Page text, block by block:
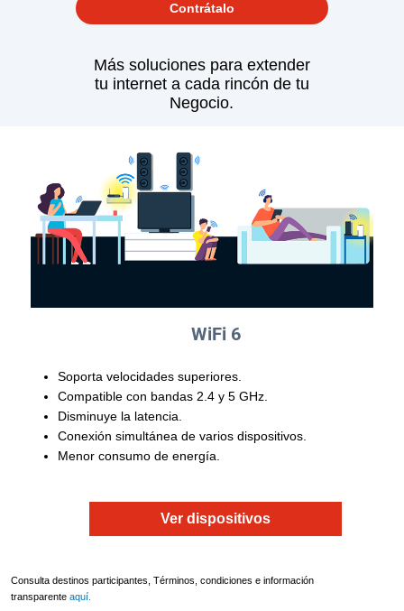
Contrátalo
Más soluciones para extender
tu internet a cada rincón de tu
Negocio.
WiFi 6
Soporta velocidades superiores.
Compatible con bandas 2.4 y 5 GHz.
Disminuye la latencia.
Conexión simultánea de varios dispositivos.
Menor consumo de energía.
Ver dispositivos
Consulta destinos participantes, Términos, condiciones e información
transparente aquí.